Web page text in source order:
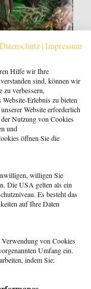
mit
Datenschutz | Impressum
Hilfe wir Ihre
sind, können wir
zu verbessern,
Erlebnis zu bieten
Website erforderlich
Nutzung von Cookies
und
öffnen Sie die
willigen Sie
Die USA gelten als ein
Es besteht das
auf Ihre Daten
von Cookies
Umfang ein.
indem Sie: